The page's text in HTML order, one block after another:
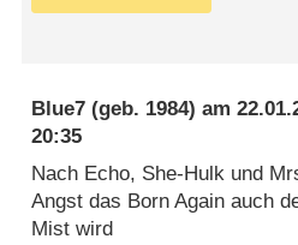
Blue7 (geb. 1984) am
20:35
Nach Echo, She-Hulk und
Angst das Born Again auch
Mist wird